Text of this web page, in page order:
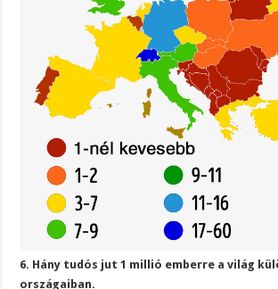
6. Hány tudós jut 1 millió emberre a világ
országaiban.